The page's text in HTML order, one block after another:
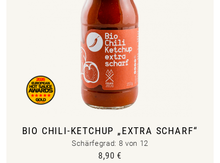
BIO CHILI-KETCHUP „EXTRA SCHARF“
Schärfegrad: 8 von 12
8,90 €